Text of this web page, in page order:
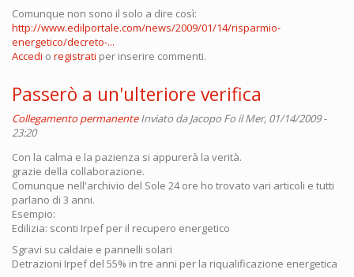
Comunque non sono il solo a dire così:
http://www.edilportale.com/news/2009/01/14/risparmio-
energetico/decreto-...
Accedi o registrati per inserire commenti.
Passerò a un'ulteriore verifica
Collegamento permanente Inviato daJacopo Fo il Mer, 01/14/2009 -
23:20
Con la calma e la pazienza si appurerà la verità.
grazie della collaborazione.
Comunque nell'archivio del Sole 24 ore ho trovato vari articoli e tutti
parlano di 3 anni.
Esempio:
Edilizia: sconti Irpef per il recupero energetico
Sgravi su caldaie e pannelli solari
Detrazioni Irpef del 55% in tre anni per la riqualificazione energetica